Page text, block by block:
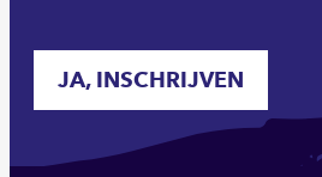
JA, INSCHRIJVEN